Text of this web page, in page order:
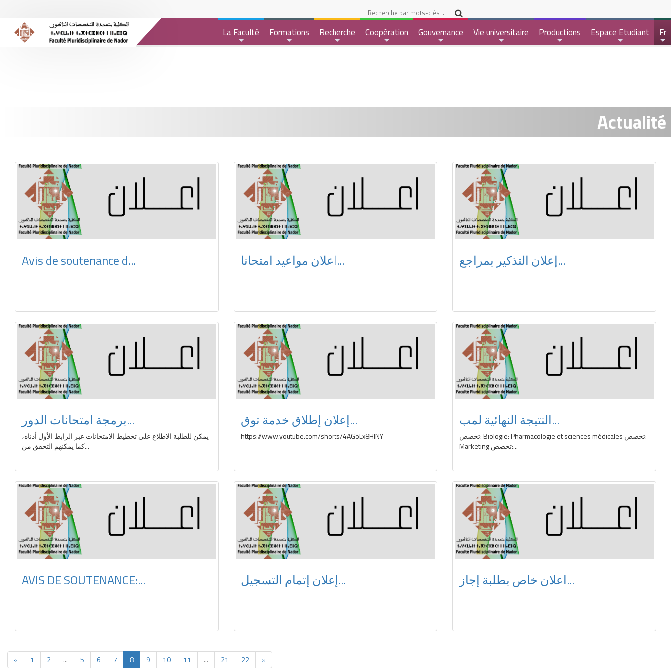
La Faculté Formations Recherche Coopération Gouvernance Vie universitaire Productions Espace Etudiant Fr
Actualité
Avis de soutenance d... اعلان مواعيد امتحانا... إعلان التذكير بمراجع...
برمجة امتحانات الدور...
يمكن للطلبة الاطلاع على تخطيط الامتحانات عبر الرابط الأول أدناه،
كما يمكنهم التحقق من...
إعلان إطلاق خدمة توق...
https://www.youtube.com/shorts/4AGoLx8HlNY
النتيجة النهائية لمب...
تخصص: Biologie: Pharmacologie et sciences médicales تخصص:
Marketing تخصص:...
AVIS DE SOUTENANCE:... إعلان إتمام التسجيل... اعلان خاص بطلبة إجاز...
« 1 2 ... 5 6 7 8 9 10 11 ... 21 22 »